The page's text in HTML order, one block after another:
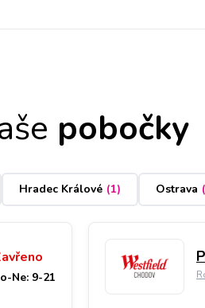
pobočky
Hradec Králové (1) Ostrava (
Ne: 9-21